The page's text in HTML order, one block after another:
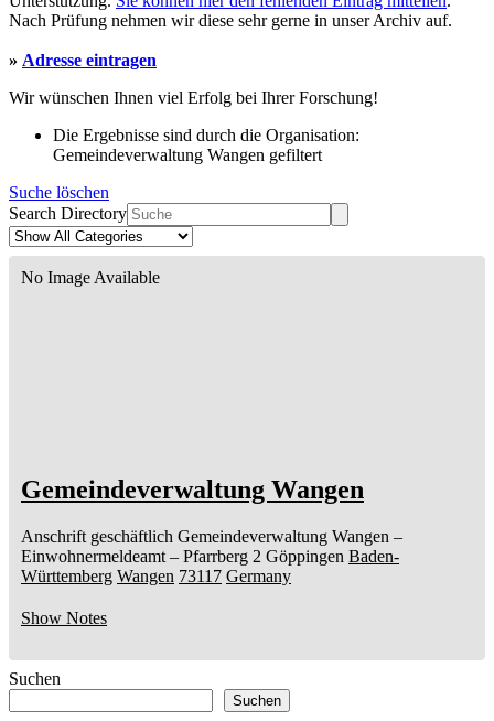
Nach Prüfung nehmen wir diese sehr gerne in unser Archiv auf.
» Adresse eintragen
Wir wünschen Ihnen viel Erfolg bei Ihrer Forschung!
Die Ergebnisse sind durch die Organisation:
Gemeindeverwaltung Wangen gefiltert
Suche löschen
Search Directory
No Image Available
Gemeindeverwaltung Wangen
Anschrift geschäftlich Gemeindeverwaltung Wangen –
Einwohnermeldeamt – Pfarrberg 2 Göppingen Baden-
Württemberg Wangen 73117 Germany
Show Notes
Suchen
Suchen